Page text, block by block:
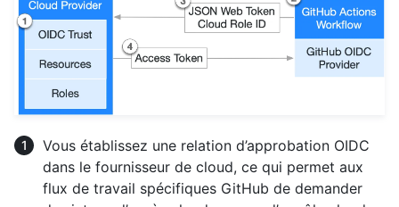
Vous établissez une relation d’approbation OIDC
dans le fournisseur de cloud, ce qui permet aux
flux de travail spécifiques GitHub de demander